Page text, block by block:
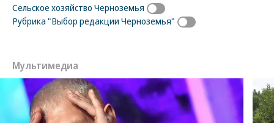
Сельское хозяйство Черноземья
Рубрика "Выбор редакции Черноземья"
Мультимедиа